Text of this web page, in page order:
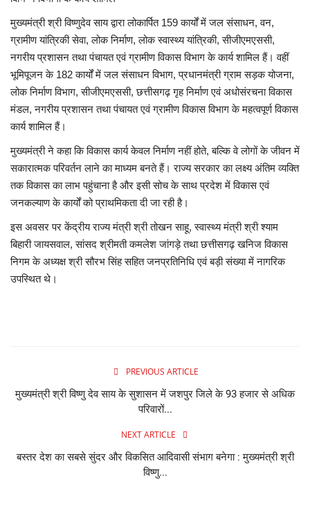
मुख्यमंत्री श्री विष्णुदेव साय द्वारा लोकार्पित 159 कार्यों में जल संसाधन, वन,
ग्रामीण यांत्रिकी सेवा, लोक निर्माण, लोक स्वास्थ्य यांत्रिकी, सीजीएमएससी,
नगरीय प्रशासन तथा पंचायत एवं ग्रामीण विकास विभाग के कार्य शामिल हैं। वहीं
भूमिपूजन के 182 कार्यों में जल संसाधन विभाग, प्रधानमंत्री ग्राम सड़क योजना,
लोक निर्माण विभाग, सीजीएमएससी, छत्तीसगढ़ गृह निर्माण एवं अधोसंरचना विकास
मंडल, नगरीय प्रशासन तथा पंचायत एवं ग्रामीण विकास विभाग के महत्वपूर्ण विकास
कार्य शामिल हैं।
मुख्यमंत्री ने कहा कि विकास कार्य केवल निर्माण नहीं होते, बल्कि वे लोगों के जीवन में
सकारात्मक परिवर्तन लाने का माध्यम बनते हैं। राज्य सरकार का लक्ष्य अंतिम व्यक्ति
तक विकास का लाभ पहुंचाना है और इसी सोच के साथ प्रदेश में विकास एवं
जनकल्याण के कार्यों को प्राथमिकता दी जा रही है।
इस अवसर पर केंद्रीय राज्य मंत्री श्री तोखन साहू, स्वास्थ्य मंत्री श्री श्याम
बिहारी जायसवाल, सांसद श्रीमती कमलेश जांगड़े तथा छत्तीसगढ़ खनिज विकास
निगम के अध्यक्ष श्री सौरभ सिंह सहित जनप्रतिनिधि एवं बड़ी संख्या में नागरिक
उपस्थित थे।
PREVIOUS ARTICLE
मुख्यमंत्री श्री विष्णु देव साय के सुशासन में जशपुर जिले के 93 हजार से अधिक
परिवारों...
NEXT ARTICLE
बस्तर देश का सबसे सुंदर और विकसित आदिवासी संभाग बनेगा : मुख्यमंत्री श्री
विष्णु...